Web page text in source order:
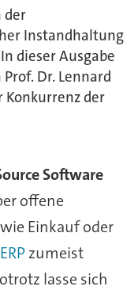
der
Instandhaltung
dieser Ausgabe
Dr. Lennard
Konkurrenz der
Software
offene
Einkauf oder
ERPzumeist
lasse sich